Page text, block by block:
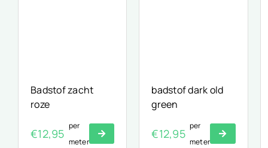
Badstof zacht
roze
€12,95
per
meter
badstof dark old
green
€12,95
per
meter